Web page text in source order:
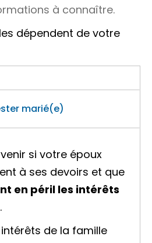
à connaître.
dépendent de votre
marié(e)
si votre époux
à ses devoirs et que
en péril les intérêts
.
de la famille